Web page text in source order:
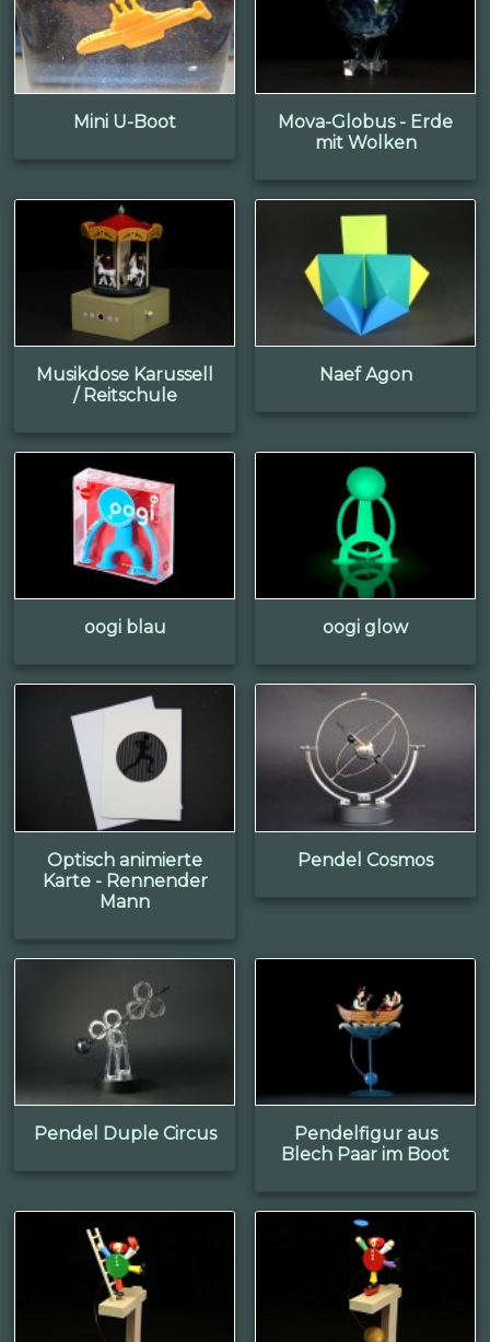
Mini U-Boot
Mova-Globus - Erde
mit Wolken
Musikdose Karussell
/ Reitschule
Naef Agon
oogi blau oogi glow
Optisch animierte
Karte - Rennender
Mann
Pendel Cosmos
Pendel Duple Circus
Pendelfigur aus
Blech Paar im Boot